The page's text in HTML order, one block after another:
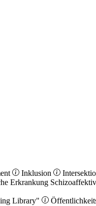
Inklusion
Erkrankung
Library"